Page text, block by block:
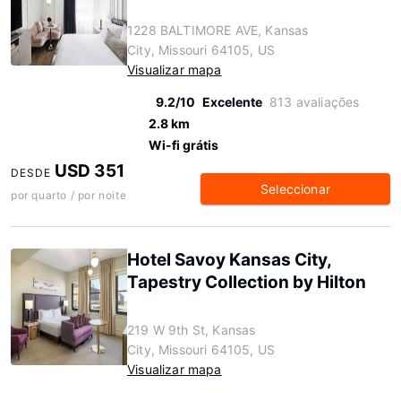
1228 BALTIMORE AVE, Kansas
City, Missouri 64105, US
Visualizar mapa
9.2/10 Excelente 813 avaliações
2.8 km
Wi-fi grátis
DESDE USD 351
por quarto / por noite Seleccionar
Hotel Savoy Kansas City,
Tapestry Collection by Hilton
219 W 9th St, Kansas
City, Missouri 64105, US
Visualizar mapa